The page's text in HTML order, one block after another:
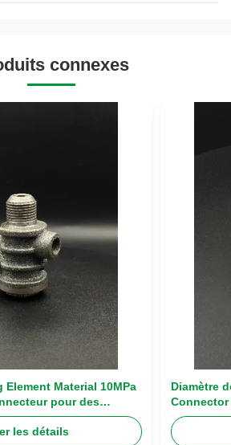
connexes
Element Material 10MPa
pour des
les détails
Diamètre
Connector
la